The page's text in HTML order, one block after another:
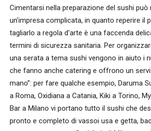
Cimentarsi nella preparazione del sushi può
un'impresa complicata, in quanto reperire il
tagliarlo a regola d'arte è una faccenda
termini di sicurezza sanitaria. Per
una serata a tema sushi vengono in aiuto i
che fanno anche catering e offrono un
mano”: per fare qualche esempio, Daruma
a Roma, Oxidiana a Catania, Kiki a Torino,
Bar a Milano vi portano tutto il sushi che
pronto e completo di vassoi usa e getta,